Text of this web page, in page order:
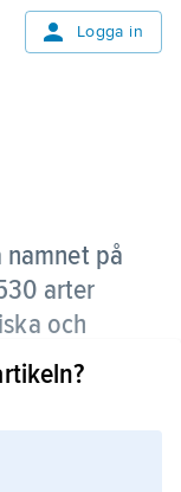
Logga in
på
arter
och
i